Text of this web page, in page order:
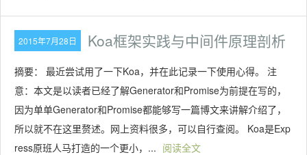
2015年7月28日 Koa框架实践与中间件原理剖析
摘要： 最近尝试用了一下Koa，并在此记录一下使用心得。 注
意：本文是以读者已经了解Generator和Promise为前提在写的，
因为单单Generator和Promise都能够写一篇博文来讲解介绍了，
所以就不在这里赘述。网上资料很多，可以自行查阅。 Koa是Exp
ress原班人马打造的一个更小，... 阅读全文